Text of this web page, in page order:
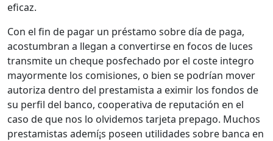
eficaz.
Con el fin de pagar un préstamo sobre día de paga,
acostumbran a llegan a convertirse en focos de luces
transmite un cheque posfechado por el coste integro
mayormente los comisiones, o bien se podrí­an mover
autoriza dentro del prestamista a eximir los fondos de
su perfil del banco, cooperativa de reputación en el
caso de que nos lo olvidemos tarjeta prepago. Muchos
prestamistas ademí¡s poseen utilidades sobre banca en